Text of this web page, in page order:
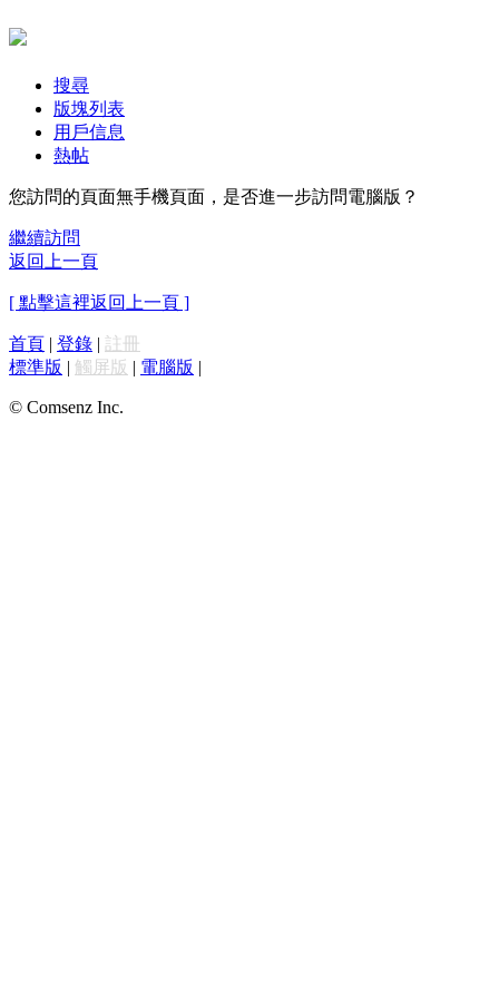
搜尋
版塊列表
用戶信息
熱帖
您訪問的頁面無手機頁面，是否進一步訪問電腦版？
繼續訪問
返回上一頁
[ 點擊這裡返回上一頁 ]
首頁 | 登錄 | 註冊
標準版 | 觸屏版 | 電腦版 |
© Comsenz Inc.